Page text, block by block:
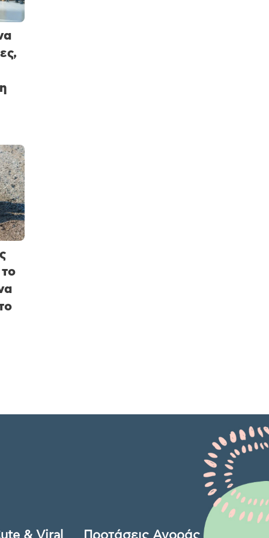
& Viral Προτάσεις Αγοράς